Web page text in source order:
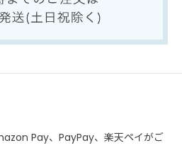
Pay、PayPay、楽天ペイがご